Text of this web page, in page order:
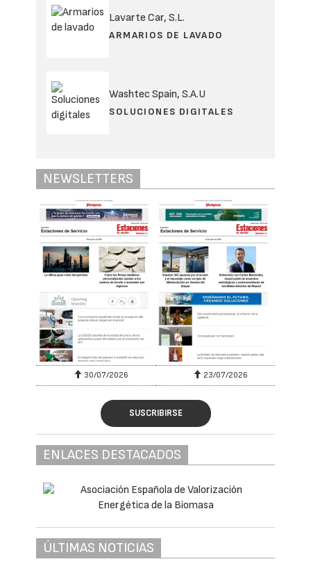
Lavarte Car, S.L.
ARMARIOS DE LAVADO
Washtec Spain, S.A.U
SOLUCIONES DIGITALES
NEWSLETTERS
30/07/2026 23/07/2026
SUSCRIBIRSE
ENLACES DESTACADOS
ÚLTIMAS NOTICIAS